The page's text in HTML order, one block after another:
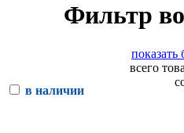
Фильтр
показать
всего
в наличии